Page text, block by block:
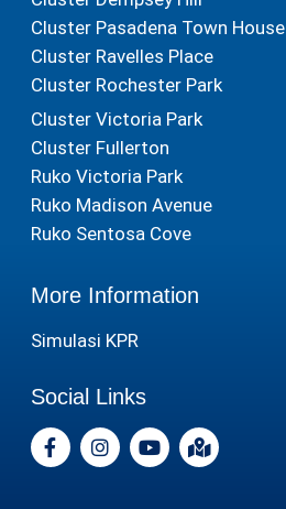
Cluster Pasadena Town House
Cluster Ravelles Place
Cluster Rochester Park
Cluster Victoria Park
Cluster Fullerton
Ruko Victoria Park
Ruko Madison Avenue
Ruko Sentosa Cove
More Information
Simulasi KPR
Social Links
F
a
I
n
Y
o
M
a